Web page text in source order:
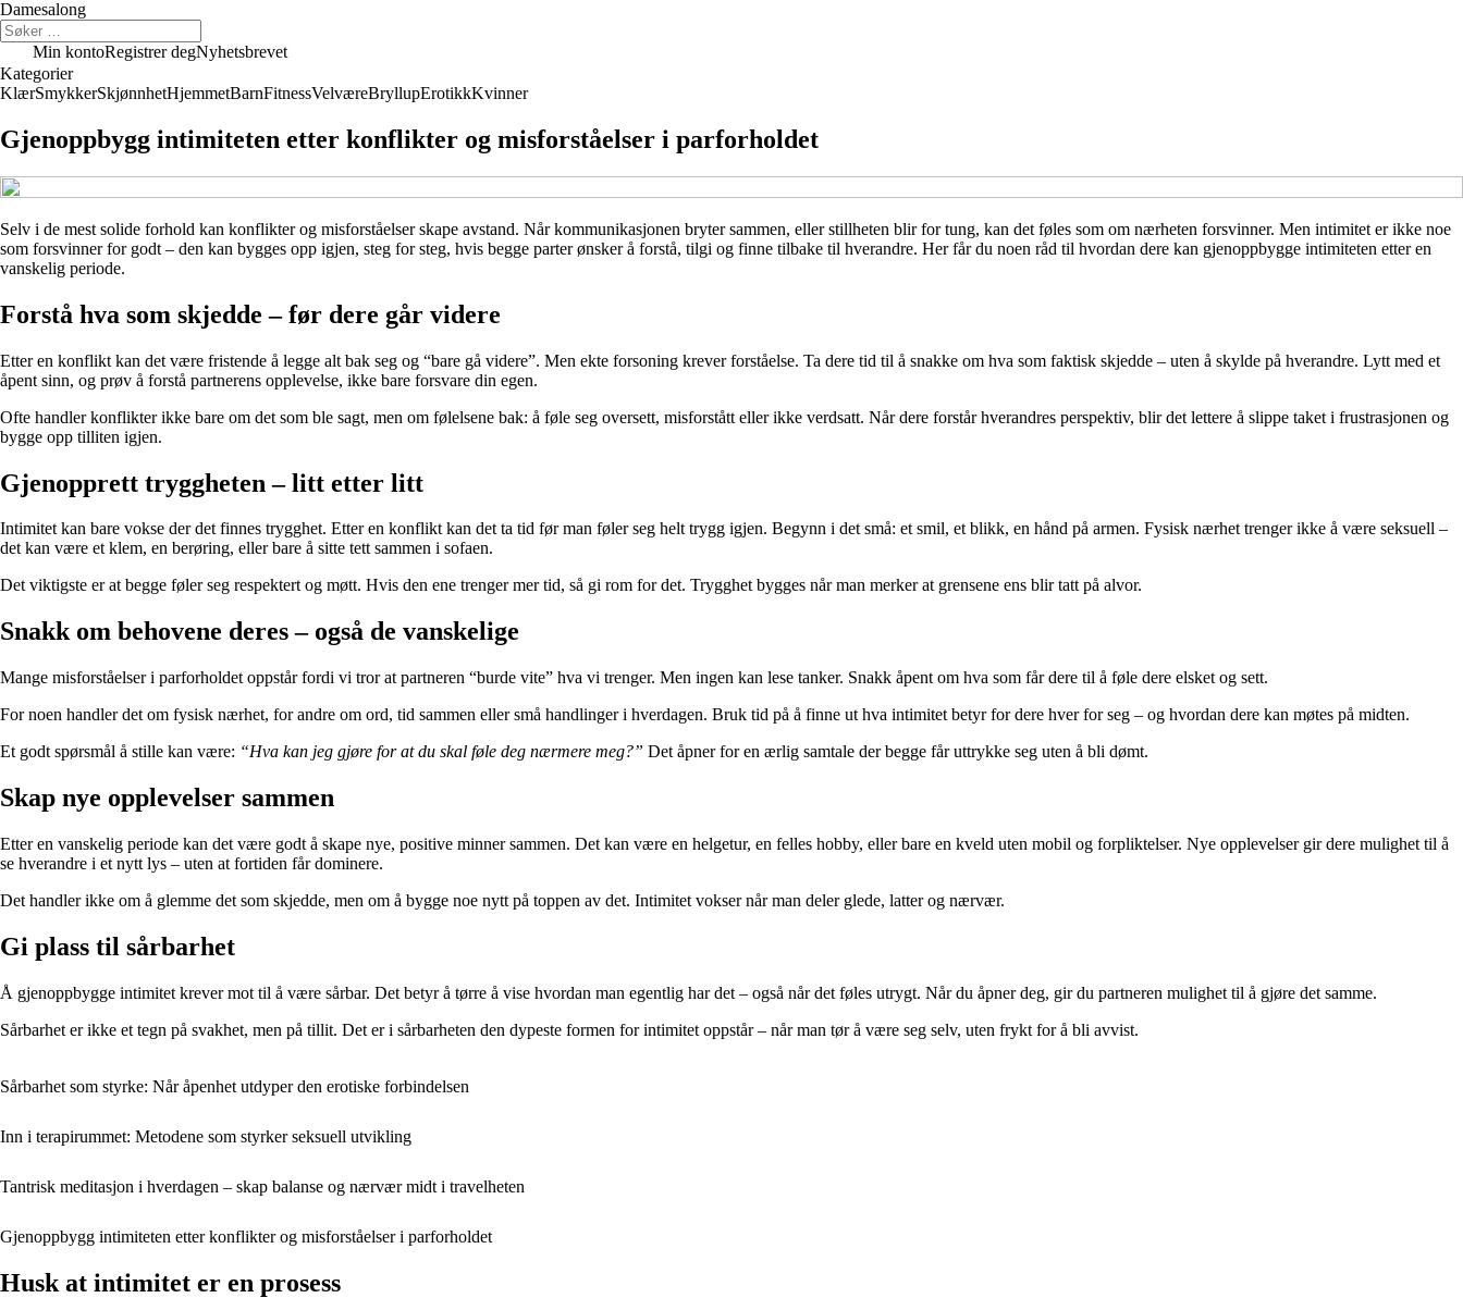
Damesalong
Min kontoRegistrer degNyhetsbrevet
Kategorier
KlærSmykkerSkjønnhetHjemmetBarnFitnessVelværeBryllupErotikkKvinner
Gjenoppbygg intimiteten etter konflikter og misforståelser i parforholdet
Selv i de mest solide forhold kan konflikter og misforståelser skape avstand. Når kommunikasjonen bryter sammen, eller stillheten blir for tung, kan det føles som om nærheten forsvinner. Men intimitet er ikke noe
som forsvinner for godt – den kan bygges opp igjen, steg for steg, hvis begge parter ønsker å forstå, tilgi og finne tilbake til hverandre. Her får du noen råd til hvordan dere kan gjenoppbygge intimiteten etter en
vanskelig periode.
Forstå hva som skjedde – før dere går videre
Etter en konflikt kan det være fristende å legge alt bak seg og “bare gå videre”. Men ekte forsoning krever forståelse. Ta dere tid til å snakke om hva som faktisk skjedde – uten å skylde på hverandre. Lytt med et
åpent sinn, og prøv å forstå partnerens opplevelse, ikke bare forsvare din egen.
Ofte handler konflikter ikke bare om det som ble sagt, men om følelsene bak: å føle seg oversett, misforstått eller ikke verdsatt. Når dere forstår hverandres perspektiv, blir det lettere å slippe taket i frustrasjonen og
bygge opp tilliten igjen.
Gjenopprett tryggheten – litt etter litt
Intimitet kan bare vokse der det finnes trygghet. Etter en konflikt kan det ta tid før man føler seg helt trygg igjen. Begynn i det små: et smil, et blikk, en hånd på armen. Fysisk nærhet trenger ikke å være seksuell –
det kan være et klem, en berøring, eller bare å sitte tett sammen i sofaen.
Det viktigste er at begge føler seg respektert og møtt. Hvis den ene trenger mer tid, så gi rom for det. Trygghet bygges når man merker at grensene ens blir tatt på alvor.
Snakk om behovene deres – også de vanskelige
Mange misforståelser i parforholdet oppstår fordi vi tror at partneren “burde vite” hva vi trenger. Men ingen kan lese tanker. Snakk åpent om hva som får dere til å føle dere elsket og sett.
For noen handler det om fysisk nærhet, for andre om ord, tid sammen eller små handlinger i hverdagen. Bruk tid på å finne ut hva intimitet betyr for dere hver for seg – og hvordan dere kan møtes på midten.
Et godt spørsmål å stille kan være: “Hva kan jeg gjøre for at du skal føle deg nærmere meg?” Det åpner for en ærlig samtale der begge får uttrykke seg uten å bli dømt.
Skap nye opplevelser sammen
Etter en vanskelig periode kan det være godt å skape nye, positive minner sammen. Det kan være en helgetur, en felles hobby, eller bare en kveld uten mobil og forpliktelser. Nye opplevelser gir dere mulighet til å
se hverandre i et nytt lys – uten at fortiden får dominere.
Det handler ikke om å glemme det som skjedde, men om å bygge noe nytt på toppen av det. Intimitet vokser når man deler glede, latter og nærvær.
Gi plass til sårbarhet
Å gjenoppbygge intimitet krever mot til å være sårbar. Det betyr å tørre å vise hvordan man egentlig har det – også når det føles utrygt. Når du åpner deg, gir du partneren mulighet til å gjøre det samme.
Sårbarhet er ikke et tegn på svakhet, men på tillit. Det er i sårbarheten den dypeste formen for intimitet oppstår – når man tør å være seg selv, uten frykt for å bli avvist.
Sårbarhet som styrke: Når åpenhet utdyper den erotiske forbindelsen
Inn i terapirummet: Metodene som styrker seksuell utvikling
Tantrisk meditasjon i hverdagen – skap balanse og nærvær midt i travelheten
Gjenoppbygg intimiteten etter konflikter og misforståelser i parforholdet
Husk at intimitet er en prosess